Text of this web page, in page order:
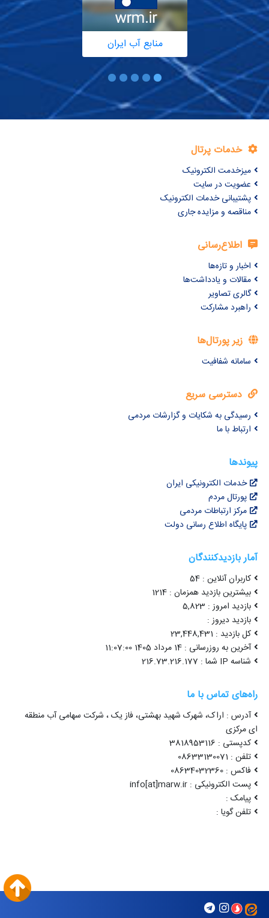
منابع آب ایران
خدمات پرتال
میزخدمت الکترونیک
عضویت در سایت
پشتیبانی خدمات الکترونیک
مناقصه و مزایده جاری
اطلاع‌رسانی
اخبار و تازه‌ها
مقالات و یادداشت‌ها
گالری تصاویر
راهبرد مشارکت
زیر پورتال‌ها
سامانه شفافیت
دسترسی سریع
رسیدگی به شکایات و گزارشات مردمی
ارتباط با ما
پیوندها
خدمات الکترونیکی ایران
پورتال مردم
مرکز ارتباطات مردمی
پایگاه اطلاع رسانی دولت
آمار بازدیدکنندگان
کاربران آنلاین : 54
بیشترین بازدید همزمان : 1214
بازدید امروز : 5,823
بازدید دیروز :
کل بازدید : 23,448,431
آخرین به روزرسانی : 14 مرداد 1405 11:07:00
شناسه IP شما : 216.73.216.177
راه‌های تماس با ما
آدرس : اراک، شهرک شهید بهشتی، فاز یک ، شرکت سهامی آب منطقه
ای مرکزی
کدپستی : 3818953116
تلفن : 08633130071
فاکس : 08634032360
پست الکترونیکی : info[at]marw.ir
پیامک :
تلفن گویا :